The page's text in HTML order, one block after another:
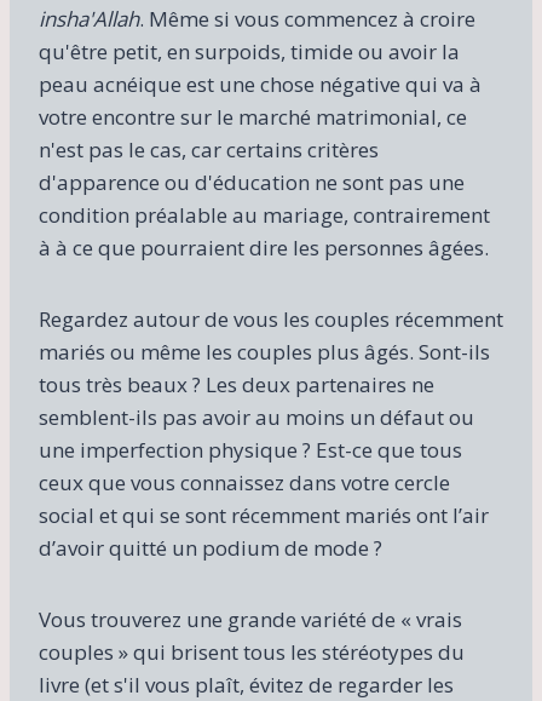
insha'Allah. Même si vous commencez à croire
qu'être petit, en surpoids, timide ou avoir la
peau acnéique est une chose négative qui va à
votre encontre sur le marché matrimonial, ce
n'est pas le cas, car certains critères
d'apparence ou d'éducation ne sont pas une
condition préalable au mariage, contrairement
à à ce que pourraient dire les personnes âgées.
Regardez autour de vous les couples récemment
mariés ou même les couples plus âgés. Sont-ils
tous très beaux ? Les deux partenaires ne
semblent-ils pas avoir au moins un défaut ou
une imperfection physique ? Est-ce que tous
ceux que vous connaissez dans votre cercle
social et qui se sont récemment mariés ont l’air
d’avoir quitté un podium de mode ?
Vous trouverez une grande variété de « vrais
couples » qui brisent tous les stéréotypes du
livre (et s'il vous plaît, évitez de regarder les